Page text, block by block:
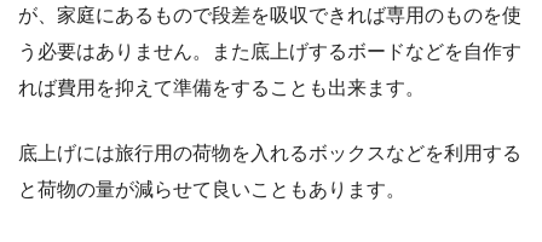
が、家庭にあるもので段差を吸収できれば専用のものを使
う必要はありません。また底上げするボードなどを自作す
れば費用を抑えて準備をすることも出来ます。
底上げには旅行用の荷物を入れるボックスなどを利用する
と荷物の量が減らせて良いこともあります。